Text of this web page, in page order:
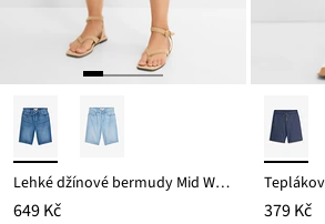
Lehké džínové bermudy Mid Waist, pohodlný pas
649 Kč 379 Kč